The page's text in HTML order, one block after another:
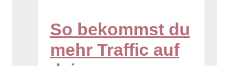
So bekommst du
mehr Traffic auf